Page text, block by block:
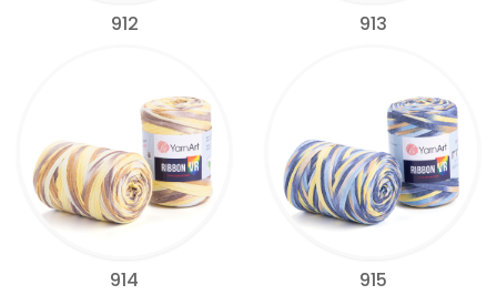
912 913
914 915